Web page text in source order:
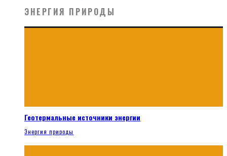
ЭНЕРГИЯ ПРИРОДЫ
Геотермальные источники энергии
Энергия природы